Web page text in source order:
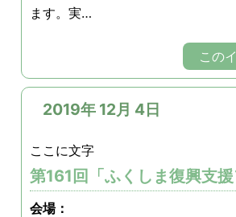
ます。実…
この
2019年 12月 4日
ここに文字
第161回「ふくしま復興支援
会場：